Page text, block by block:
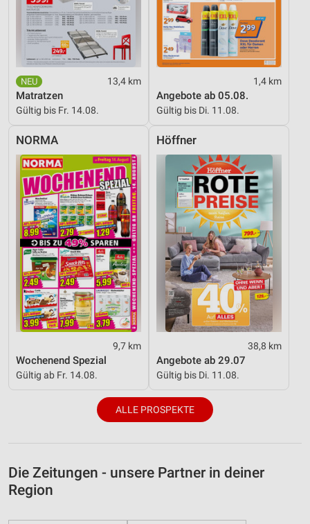
13,4 km
Matratzen
Gültig bis Fr. 14.08.
1,4 km
Angebote ab 05.08.
Gültig bis Di. 11.08.
NORMA
9,7 km
Wochenend Spezial
Gültig ab Fr. 14.08.
Höffner
38,8 km
Angebote ab 29.07
Gültig bis Di. 11.08.
ALLE PROSPEKTE
Die Zeitungen - unsere Partner in deiner
Region